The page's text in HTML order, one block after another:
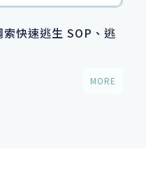
快速逃生 SOP、逃
MORE